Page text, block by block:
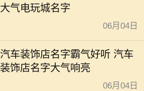
大气电玩城名字
06月04日
汽车装饰店名字霸气好听 汽车
装饰店名字大气响亮
06月04日